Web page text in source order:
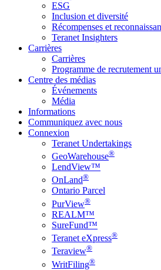
ESG
Inclusion et diversité
Récompenses et
Teranet Insighters
Carrières
Carrières
Programme de recrutement
Centre des médias
Événements
Média
Informations
Communiquez avec nous
Connexion
Teranet Undertakings
GeoWarehouse®
LendView™
OnLand®
Ontario Parcel
PurView®
REALM™
SureFund™
Teranet eXpress®
Teraview®
WritFiling®